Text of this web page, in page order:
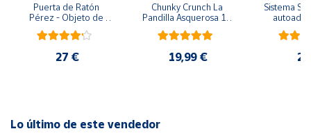
Baleares
Canarias,
Puerta de Ratón
Pérez - Objeto de
madera
27 €
Chunky Crunch La
Pandilla Asquerosa 16
piezas
19,99 €
Sistema
Lo último de este vendedor